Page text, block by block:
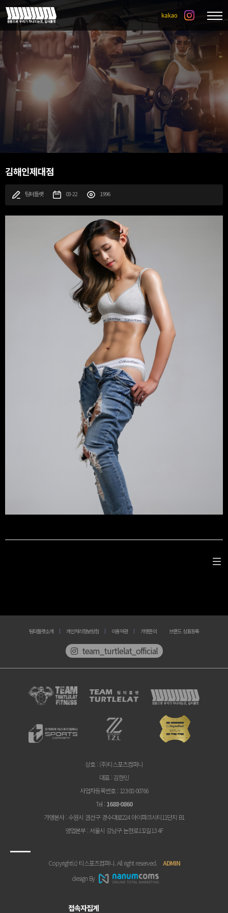
김해인제대점
팀터틀랫 03-22 1996
팀터틀랫소개 개인처리정보방침 이용약관 가맹문의 브랜드 상표등록
team_turtlelat_official
상호 : (주)티스포츠컴퍼니
대표 : 김한민
사업자등록번호 : 123-88-00766
Tel : 1688-0860
가맹본사: 수원시 권선구 경수대로224 아이파크시티11단지 B1
영업본부: 서울시 강남구 논현로132길13 4F
Copyright(c) 티스포츠컴퍼니. All right reserved. ADMIN
design By
접속자집계